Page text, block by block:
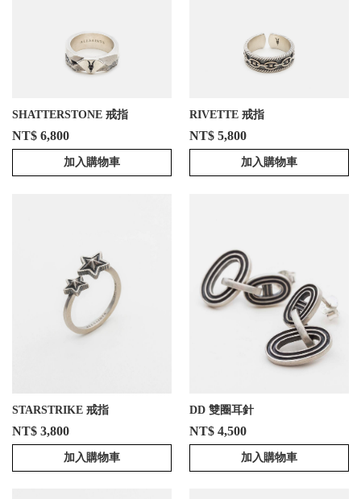
SHATTERSTONE 戒指
NT$ 6,800
加入購物車
RIVETTE 戒指
NT$ 5,800
加入購物車
STARSTRIKE 戒指
NT$ 3,800
加入購物車
DD 雙圈耳針
NT$ 4,500
加入購物車